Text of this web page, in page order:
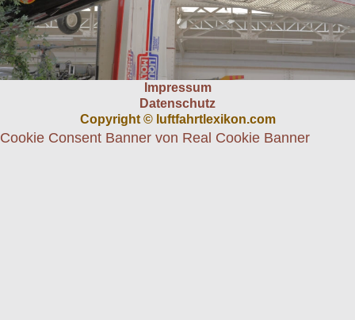
Impressum
Datenschutz
Copyright © luftfahrtlexikon.com
Cookie Consent Banner von Real Cookie Banner